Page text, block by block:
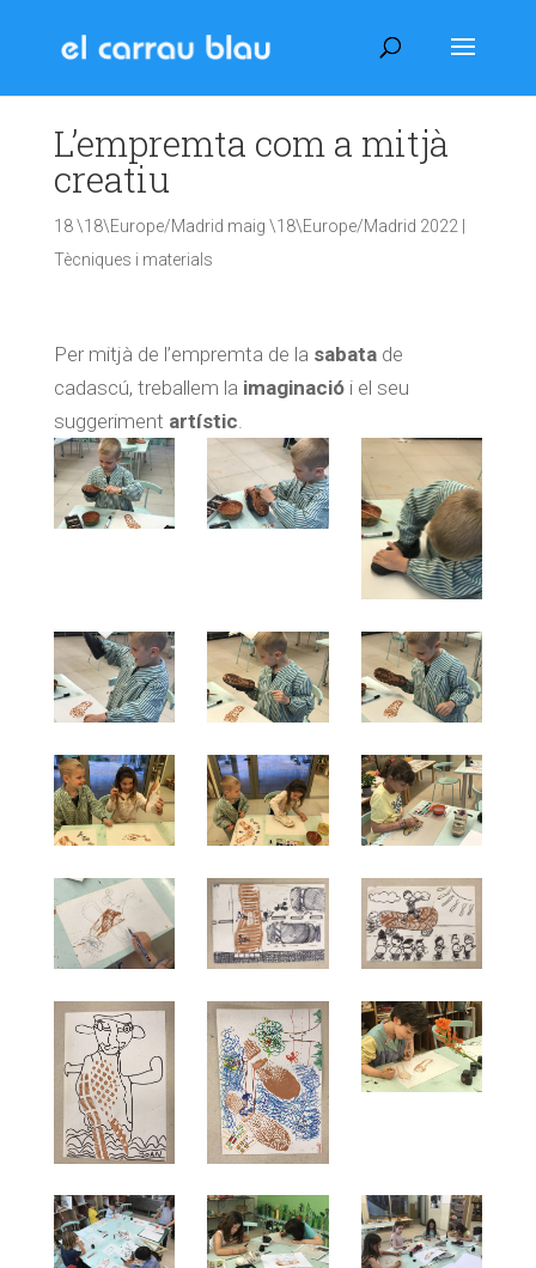
L’empremta com a mitjà
creatiu
18 \18\Europe/Madrid maig \18\Europe/Madrid 2022
Tècniques i materials
Per mitjà de l’empremta de la sabatade
cadascú, treballem la imaginaciói el seu
suggeriment artístic.